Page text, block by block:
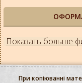
Показать больше
При копіюванні